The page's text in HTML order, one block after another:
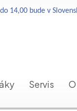
14,00 bude v
Servis